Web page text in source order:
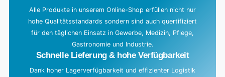
Alle Produkte in unserem Online-Shop erfüllen nicht nur
hohe Qualitätsstandards sondern sind auch quertifiziert
für den täglichen Einsatz in Gewerbe, Medizin, Pflege,
Gastronomie und Industrie.
Schnelle Lieferung & hohe Verfügbarkeit
Dank hoher Lagerverfügbarkeit und effizienter Logistik